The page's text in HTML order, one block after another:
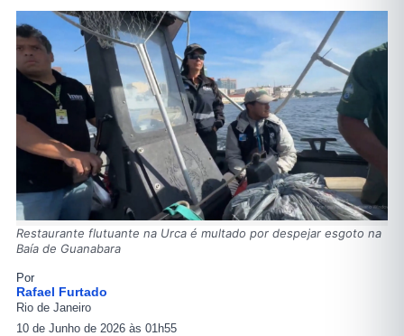
Restaurante flutuante na Urca é multado por despejar esgoto na
Baía de Guanabara
Por
Rafael Furtado
Rio de Janeiro
10 de Junho de 2026 às 01h55